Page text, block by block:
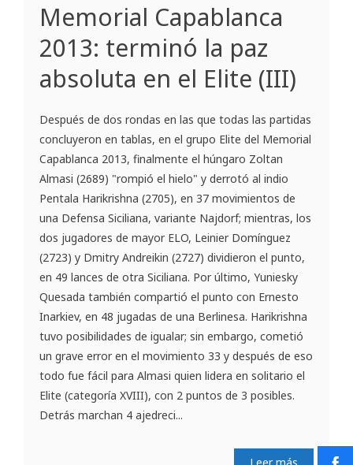
Memorial Capablanca
2013: terminó la paz
absoluta en el Elite (III)
Después de dos rondas en las que todas las partidas
concluyeron en tablas, en el grupo Elite del Memorial
Capablanca 2013, finalmente el húngaro Zoltan
Almasi (2689) "rompió el hielo" y derrotó al indio
Pentala Harikrishna (2705), en 37 movimientos de
una Defensa Siciliana, variante Najdorf; mientras, los
dos jugadores de mayor ELO, Leinier Domínguez
(2723) y Dmitry Andreikin (2727) dividieron el punto,
en 49 lances de otra Siciliana. Por último, Yuniesky
Quesada también compartió el punto con Ernesto
Inarkiev, en 48 jugadas de una Berlinesa. Harikrishna
tuvo posibilidades de igualar; sin embargo, cometió
un grave error en el movimiento 33 y después de eso
todo fue fácil para Almasi quien lidera en solitario el
Elite (categoría XVIII), con 2 puntos de 3 posibles.
Detrás marchan 4 ajedreci...